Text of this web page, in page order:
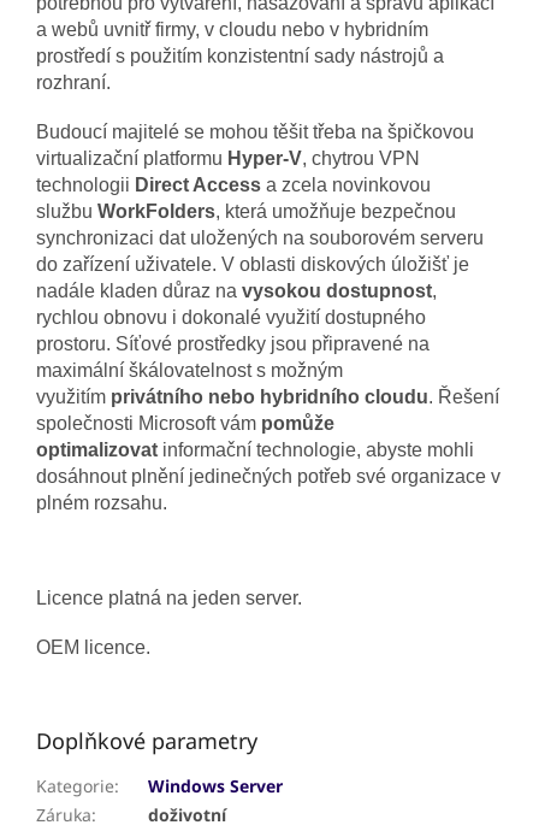
a webů uvnitř firmy, v cloudu nebo v hybridním
prostředí s použitím konzistentní sady nástrojů a
rozhraní.
Budoucí majitelé se mohou těšit třeba na špičkovou
virtualizační platformu Hyper-V, chytrou VPN
technologii Direct Access a zcela novinkovou
službu WorkFolders, která umožňuje bezpečnou
synchronizaci dat uložených na souborovém serveru
do zařízení uživatele. V oblasti diskových úložišť je
nadále kladen důraz na vysokou dostupnost,
rychlou obnovu i dokonalé využití dostupného
prostoru. Síťové prostředky jsou připravené na
maximální škálovatelnost s možným
využitím privátního nebo hybridního cloudu. Řešení
společnosti Microsoft vám pomůže
optimalizovat informační technologie, abyste mohli
dosáhnout plnění jedinečných potřeb své organizace v
plném rozsahu.
Licence platná na jeden server.
OEM licence.
Doplňkové parametry
Kategorie:
Windows Server
Záruka:
doživotní